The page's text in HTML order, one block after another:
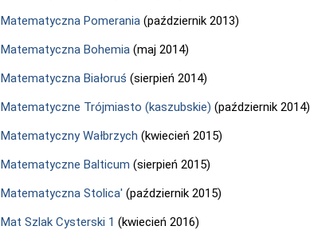
Matematyczna Pomerania (październik 2013)
Matematyczna Bohemia (maj 2014)
Matematyczna Białoruś (sierpień 2014)
Matematyczne Trójmiasto (kaszubskie) (październik 2014)
Matematyczny Wałbrzych (kwiecień 2015)
Matematyczne Balticum (sierpień 2015)
Matematyczna Stolica' (październik 2015)
Mat Szlak Cysterski 1 (kwiecień 2016)